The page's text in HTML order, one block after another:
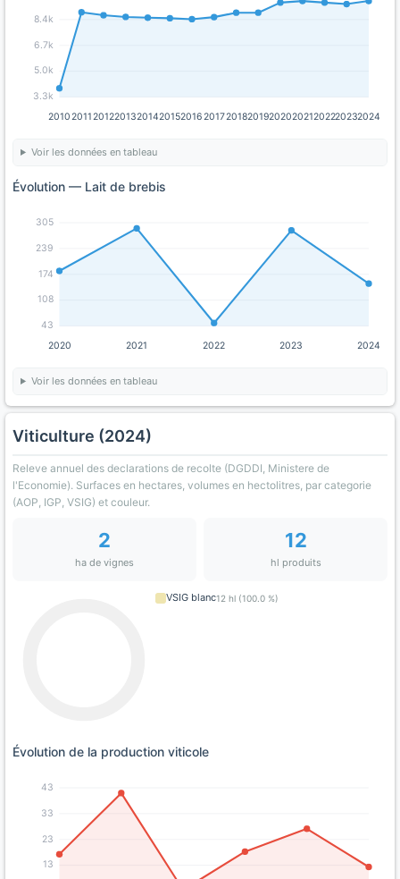
3.3k
5.0k
6.7k
8.4k
201020112012201320142015201620172018201920202021202220232024
Voir les données en tableau
Évolution — Lait de brebis
43
108
174
239
305
2020 2021 2022 2023 2024
Voir les données en tableau
Viticulture (2024)
Releve annuel des declarations de recolte (DGDDI, Ministere de
l'Economie). Surfaces en hectares, volumes en hectolitres, par categorie
(AOP, IGP, VSIG) et couleur.
2
ha de vignes
12
hl produits
VSIG blanc12 hl (100.0 %)
Évolution de la production viticole
13
23
33
43